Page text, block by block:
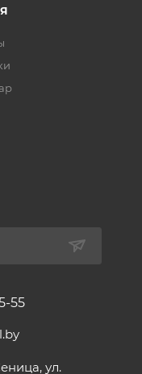
55
ул.